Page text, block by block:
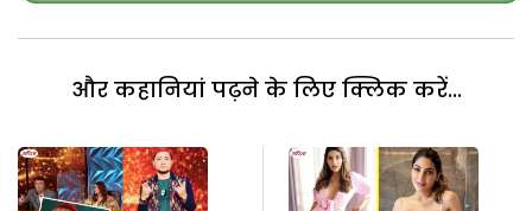
और कहानियां पढ़ने के लिए क्लिक करें...